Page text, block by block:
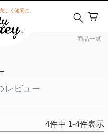
商品一覧
しく健康に。
レビュー
4件中 1-4件表示